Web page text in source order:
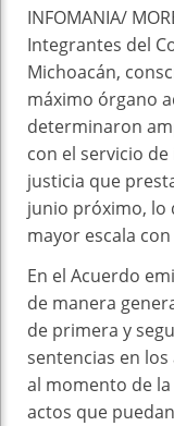
INFOMANIA/
Integrantes del
Michoacán,
máximo órgano
determinaron
con el servicio
justicia que
junio próximo, lo
mayor escala
En el Acuerdo
de manera
de primera y
sentencias en
al momento de
actos que